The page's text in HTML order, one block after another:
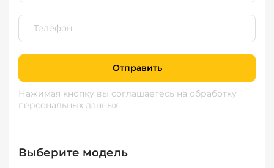
Отправить
Нажимая кнопку вы соглашаетесь на обработку
персональных данных
Выберите модель